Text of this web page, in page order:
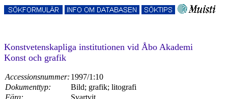
Konstvetenskapliga institutionen vid Åbo Akademi
Konst och grafik
Accessionsnummer: 1997/1:10
Dokumenttyp:
Bild; grafik; litografi
Färg:
Svartvit